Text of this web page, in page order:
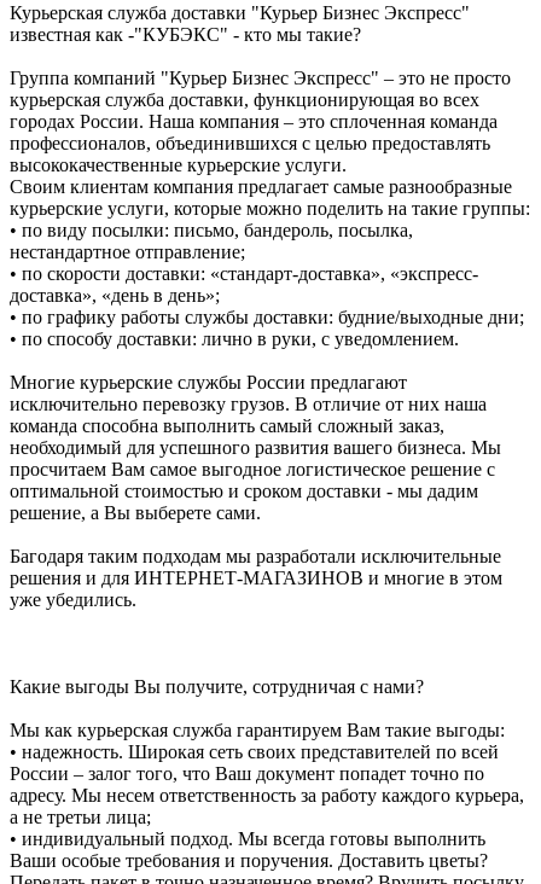
Курьерская служба доставки "Курьер Бизнес Экспресс"
известная как -"КУБЭКС" - кто мы такие?
Группа компаний "Курьер Бизнес Экспресс" – это не просто
курьерская служба доставки, функционирующая во всех
городах России. Наша компания – это сплоченная команда
профессионалов, объединившихся с целью предоставлять
высококачественные курьерские услуги.
Своим клиентам компания предлагает самые разнообразные
курьерские услуги, которые можно поделить на такие группы:
• по виду посылки: письмо, бандероль, посылка,
нестандартное отправление;
• по скорости доставки: «стандарт-доставка», «экспресс-
доставка», «день в день»;
• по графику работы службы доставки: будние/выходные дни;
• по способу доставки: лично в руки, с уведомлением.
Многие курьерские службы России предлагают
исключительно перевозку грузов. В отличие от них наша
команда способна выполнить самый сложный заказ,
необходимый для успешного развития вашего бизнеса. Мы
просчитаем Вам самое выгодное логистическое решение с
оптимальной стоимостью и сроком доставки - мы дадим
решение, а Вы выберете сами.
Багодаря таким подходам мы разработали исключительные
решения и для ИНТЕРНЕТ-МАГАЗИНОВ и многие в этом
уже убедились.
Какие выгоды Вы получите, сотрудничая с нами?
Мы как курьерская служба гарантируем Вам такие выгоды:
• надежность. Широкая сеть своих представителей по всей
России – залог того, что Ваш документ попадет точно по
адресу. Мы несем ответственность за работу каждого курьера,
а не третьи лица;
• индивидуальный подход. Мы всегда готовы выполнить
Ваши особые требования и поручения. Доставить цветы?